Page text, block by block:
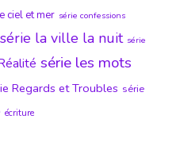
ciel et mer série confessions
série la ville la nuit série
série les mots
Regards et Troubles série
écriture